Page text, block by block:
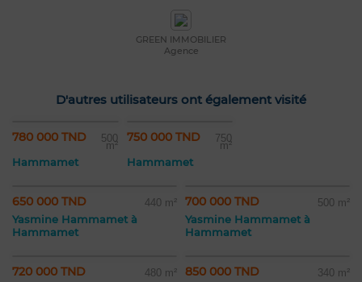
GREEN IMMOBILIER
Agence
D'autres utilisateurs ont également visité
780 000 TND 500
m²
Hammamet
750 000 TND 750
m²
Hammamet
650 000 TND 440 m²
Yasmine Hammamet à
Hammamet
700 000 TND 500 m²
Yasmine Hammamet à
Hammamet
720 000 TND 480 m² 850 000 TND 340 m²